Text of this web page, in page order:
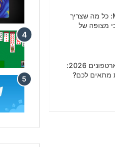
Marvel’s Wolverine: כל מה שצריך
מצופה של
המדריך המלא לסמארטפונים 2026:
מתאים לכם?